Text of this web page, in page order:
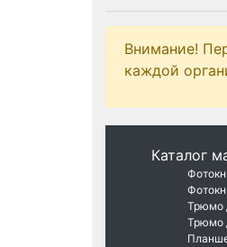
Внимание!
каждой
Каталог
Трюмо
Трюмо